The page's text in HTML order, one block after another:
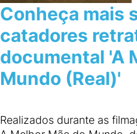
Conheça mais
catadores
documental 'A
Mundo (Real)'
Realizados durante as